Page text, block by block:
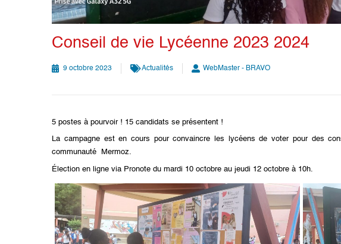
Conseil de vie Lycéenne 2023 2024
9 octobre 2023 Actualités WebMaster - BRAVO
5 postes à pourvoir ! 15 candidats se présentent !
La campagne est en cours pour convaincre les lycéens de voter pour des
communauté Mermoz.
Élection en ligne via Pronote du mardi 10 octobre au jeudi 12 octobre à 10h.